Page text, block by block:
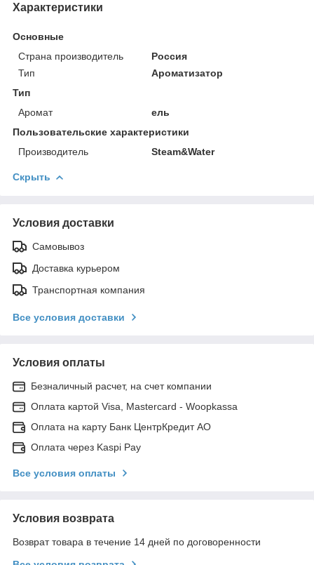
Характеристики
Основные
Страна производитель
Россия
Тип
Ароматизатор
Тип
Аромат
ель
Пользовательские характеристики
Производитель
Steam&Water
Скрыть
Условия доставки
Самовывоз
Доставка курьером
Транспортная компания
Все условия доставки
Условия оплаты
Безналичный расчет, на счет компании
Оплата картой Visa, Mastercard - Woopkassa
Оплата на карту Банк ЦентрКредит АО
Оплата через Kaspi Pay
Все условия оплаты
Условия возврата
Возврат товара в течение 14 дней по договоренности